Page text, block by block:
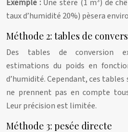
Exemple : Une stère (1 m³) de
taux d’humidité 20%) pèsera
Méthode 2: tables de
Des tables de conversion
estimations du poids en
d’humidité. Cependant, ces
ne prennent pas en compte
Leur précision est limitée.
Méthode 3: pesée directe